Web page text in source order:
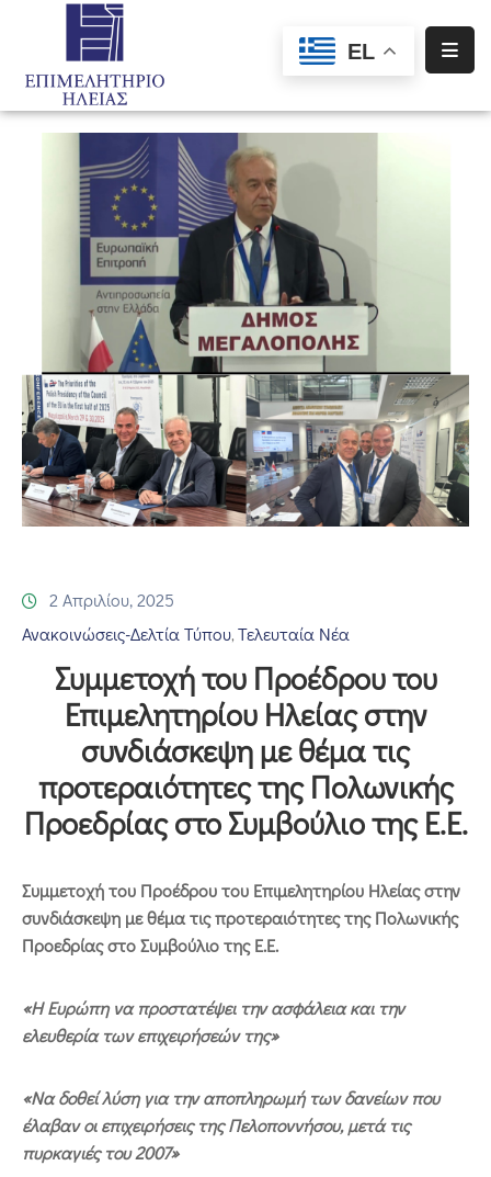
EL
Αρχική
Ενημέρωση
Σύλλογοι
Πληροφόρηση
Προγράμματα
Χρηματοδότησης
Επικοινωνία
2 Απριλίου, 2025
Ανακοινώσεις-Δελτία Τύπου‚ Τελευταία Νέα
Συμμετοχή του Προέδρου του
Επιμελητηρίου Ηλείας στην
συνδιάσκεψη με θέμα τις
προτεραιότητες της Πολωνικής
Προεδρίας στο Συμβούλιο της Ε.Ε.
Συμμετοχή του Προέδρου του Επιμελητηρίου Ηλείας στην
συνδιάσκεψη με θέμα τις προτεραιότητες της Πολωνικής
Προεδρίας στο Συμβούλιο της Ε.Ε.
«Η Ευρώπη να προστατέψει την ασφάλεια και την
ελευθερία των επιχειρήσεών της»
«Να δοθεί λύση για την αποπληρωμή των δανείων που
έλαβαν οι επιχειρήσεις της Πελοποννήσου, μετά τις
πυρκαγιές του 2007»